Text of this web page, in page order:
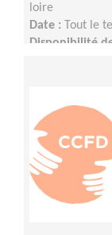
loire
Date : Tout le
Disponibilité
réunions